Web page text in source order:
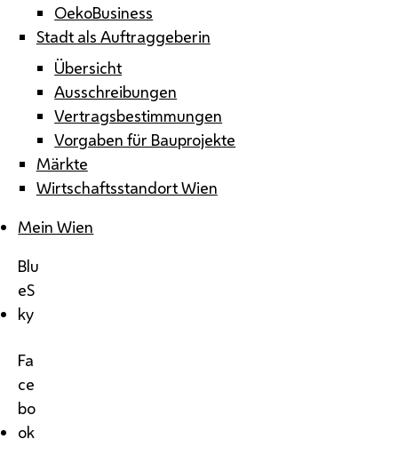
OekoBusiness
Stadt als Auftraggeberin
Übersicht
Ausschreibungen
Vertragsbestimmungen
Vorgaben für Bauprojekte
Märkte
Wirtschaftsstandort Wien
Mein Wien
Blu
eS
ky
Fa
ce
bo
ok